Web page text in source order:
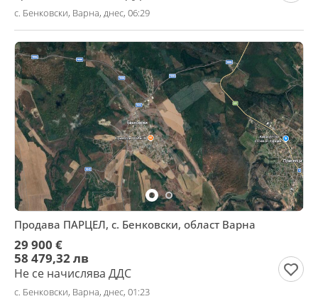
с. Бенковски, Варна, днес, 06:29
Продава ПАРЦЕЛ, с. Бенковски, област Варна
29 900 €
58 479,32 лв
Не се начислява ДДС
с. Бенковски, Варна, днес, 01:23